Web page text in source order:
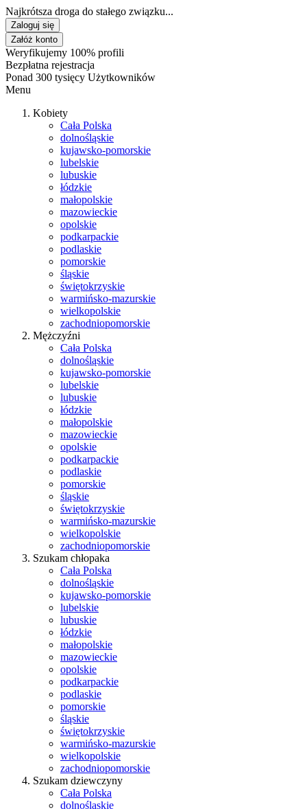
Najkrótsza droga do stałego związku...
Zaloguj się
Załóż konto
Weryfikujemy 100% profili
Bezpłatna rejestracja
Ponad 300 tysięcy Użytkowników
Menu
Kobiety
Cała Polska
dolnośląskie
kujawsko-pomorskie
lubelskie
lubuskie
łódzkie
małopolskie
mazowieckie
opolskie
podkarpackie
podlaskie
pomorskie
śląskie
świętokrzyskie
warmińsko-mazurskie
wielkopolskie
zachodniopomorskie
Mężczyźni
Cała Polska
dolnośląskie
kujawsko-pomorskie
lubelskie
lubuskie
łódzkie
małopolskie
mazowieckie
opolskie
podkarpackie
podlaskie
pomorskie
śląskie
świętokrzyskie
warmińsko-mazurskie
wielkopolskie
zachodniopomorskie
Szukam chłopaka
Cała Polska
dolnośląskie
kujawsko-pomorskie
lubelskie
lubuskie
łódzkie
małopolskie
mazowieckie
opolskie
podkarpackie
podlaskie
pomorskie
śląskie
świętokrzyskie
warmińsko-mazurskie
wielkopolskie
zachodniopomorskie
Szukam dziewczyny
Cała Polska
dolnośląskie